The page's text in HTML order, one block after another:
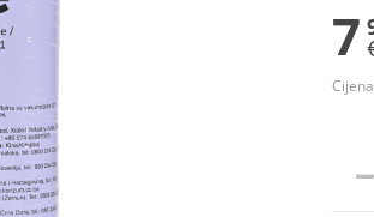
7